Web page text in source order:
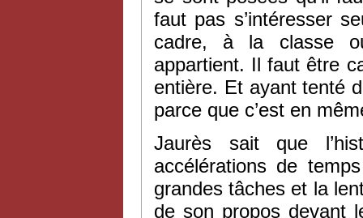
faut pas s’intéresser
cadre, à la classe
appartient. Il faut être
entière. Et ayant tenté
parce que c’est en
Jaurès sait que
accélérations de
grandes tâches et la
de son propos devant